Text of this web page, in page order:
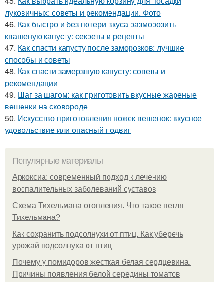
луковичных: советы и рекомендации. Фото
46. Как быстро и без потери вкуса разморозить
квашеную капусту: секреты и рецепты
47. Как спасти капусту после заморозков: лучшие
способы и советы
48. Как спасти замерзшую капусту: советы и
рекомендации
49. Шаг за шагом: как приготовить вкусные жареные
вешенки на сковороде
50. Искусство приготовления ножек вешенок: вкусное
удовольствие или опасный подвиг
Популярные материалы
Аркоксиа: современный подход к лечению
воспалительных заболеваний суставов
Схема Тихельмана отопления. Что такое петля
Тихельмана?
Как сохранить подсолнухи от птиц. Как уберечь
урожай подсолнуха от птиц
Почему у помидоров жесткая белая сердцевина.
Причины появления белой середины томатов